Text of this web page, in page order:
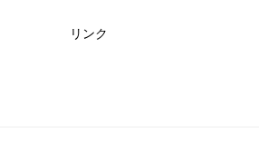
リンク